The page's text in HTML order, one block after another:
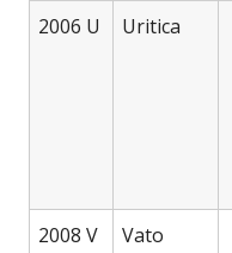
2006 U Uritica
2008 V Vato